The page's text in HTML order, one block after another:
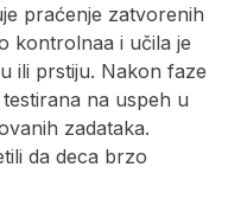
praćenje zatvorenih
kontrolnaa i učila je
ili prstiju. Nakon faze
na uspeh u
zadataka.
da deca brzo